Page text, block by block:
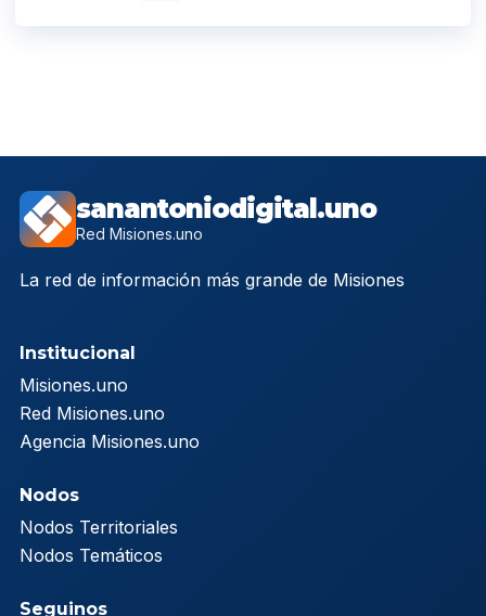
sanantoniodigital.uno
Red Misiones.uno
La red de información más grande de Misiones
Institucional
Misiones.uno
Red Misiones.uno
Agencia Misiones.uno
Nodos
Nodos Territoriales
Nodos Temáticos
Seguinos